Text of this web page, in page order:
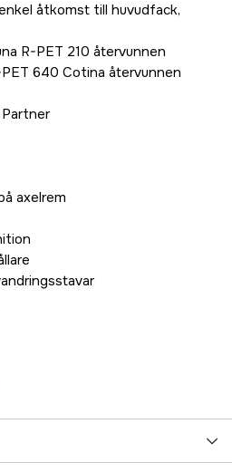
åtkomst till huvudfack,
R-PET 210 återvunnen
640 Cotina återvunnen
axelrem